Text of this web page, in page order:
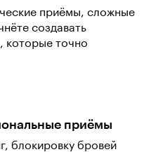
приёмы, сложные
создавать
которые точно
приёмы
блокировку бровей